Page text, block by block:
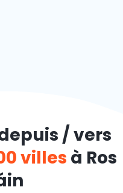
/ vers
villes à Ros